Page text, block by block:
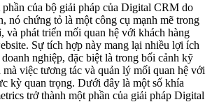
của bộ giải pháp của Digital CRM do
nó chứng tỏ là một công cụ mạnh mẽ trong
và phát triển mối quan hệ với khách hàng
Sự tích hợp này mang lại nhiều lợi ích
nghiệp, đặc biệt là trong bối cảnh kỹ
mà việc tương tác và quản lý mối quan hệ với
kỳ quan trọng. Dưới đây là một số khía
trở thành một phần của giải pháp Digital